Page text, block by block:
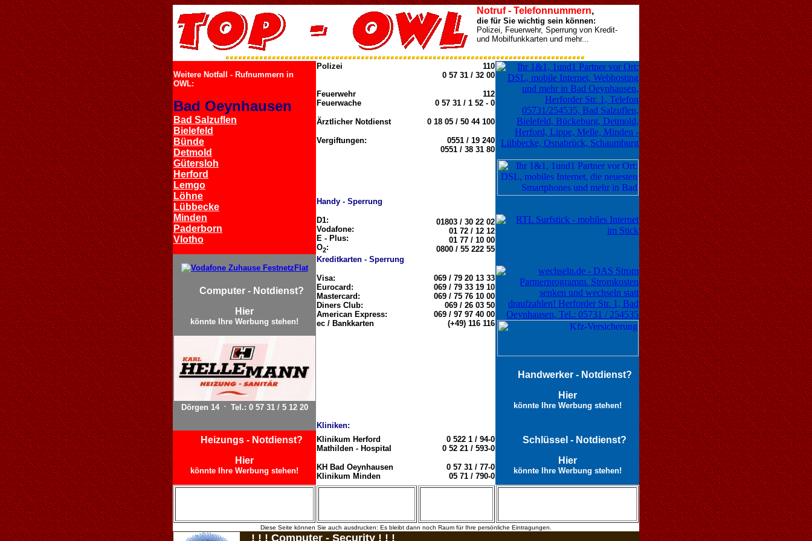
Notruf - Telefonnummern,
die für Sie wichtig sein können:
Polizei, Feuerwehr, Sperrung von Kredit-
und Mobilfunkkarten und mehr...
Weitere Notfall - Rufnummern in
OWL:
Bad Oeynhausen
Bad Salzuflen
Bielefeld
Bünde
Detmold
Gütersloh
Herford
Lemgo
Löhne
Lübbecke
Minden
Paderborn
Vlotho
Polizei
Feuerwehr
Feuerwache
Ärztlicher Notdienst
Vergiftungen:
110
0 57 31 / 32 00
112
0 57 31 / 1 52 - 0
0 18 05 / 50 44 100
0551 / 19 240
0551 / 38 31 80
Handy - Sperrung
D1:
Vodafone:
E - Plus:
O2:
01803 / 30 22 02
01 72 / 12 12
01 77 / 10 00
0800 / 55 222 55
Computer - Notdienst?
Hier
könnte Ihre Werbung stehen!
Dörgen 14 .Tel.: 0 57 31 / 5 12 20
Kreditkarten - Sperrung
Visa:
Eurocard:
Mastercard:
Diners Club:
American Express:
ec / Bankkarten
Kliniken:
069 / 79 20 13 33
069 / 79 33 19 10
069 / 75 76 10 00
069 / 26 03 50
069 / 97 97 40 00
(+49) 116 116
Handwerker - Notdienst?
Hier
könnte Ihre Werbung stehen!
Heizungs - Notdienst?
Hier
könnte Ihre Werbung stehen!
Klinikum Herford
Mathilden - Hospital
KH Bad Oeynhausen
Klinikum Minden
0 522 1 / 94-0
0 52 21 / 593-0
0 57 31 / 77-0
05 71 / 790-0
Schlüssel - Notdienst?
Hier
könnte Ihre Werbung stehen!
Diese Seite können Sie auch ausdrucken: Es bleibt dann noch Raum für Ihre persönliche Eintragungen.
! ! ! Computer - Security ! ! !